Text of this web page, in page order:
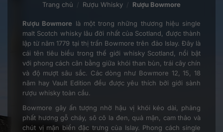
Trang chủ / Rượu Whisky / Rượu Bowmore
Rượu Bowmore là một trong những thương hiệu single
malt Scotch whisky lâu đời nhất của Scotland, được thành
lập từ năm 1779 tại thị trấn Bowmore trên đảo Islay. Đây là
cái tên tiêu biểu trong thế giới whisky Scotland, nổi bật
với phong cách cân bằng giữa khói than bùn, trái cây chín
và độ mượt sâu sắc. Các dòng như Bowmore 12, 15, 18
năm hay Vault Edition đều được yêu thích bởi giới sành
rượu whisky toàn cầu.
Bowmore gây ấn tượng nhờ hậu vị khói kéo dài, phảng
phất hương gỗ cháy, sô cô la đen, quả mận, cam thảo và
chút vị mặn biển đặc trưng của Islay. Phong cách single